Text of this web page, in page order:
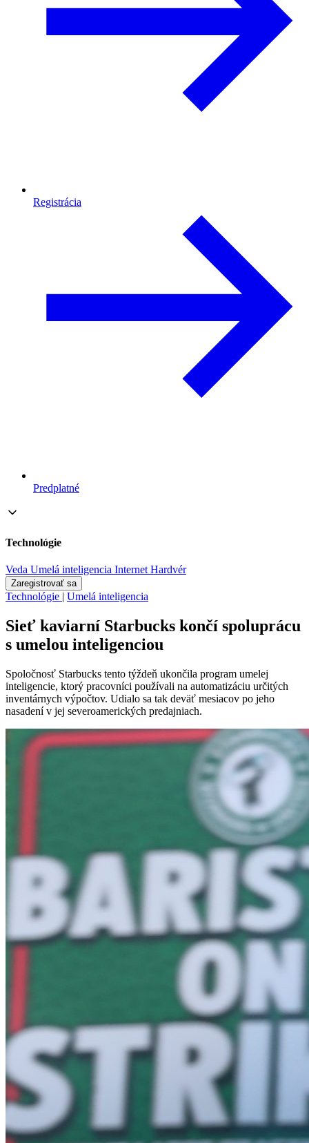
Registrácia
Predplatné
Technológie
Veda Umelá inteligencia Internet Hardvér
Zaregistrovať sa
Technológie | Umelá inteligencia
Sieť kaviarní Starbucks končí spoluprácu
s umelou inteligenciou
Spoločnosť Starbucks tento týždeň ukončila program umelej
inteligencie, ktorý pracovníci používali na automatizáciu určitých
inventárnych výpočtov. Udialo sa tak deväť mesiacov po jeho
nasadení v jej severoamerických predajniach.